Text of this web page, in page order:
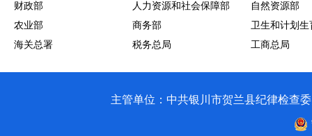
财政部
人力资源和社会保障部
自然资源部
农业部
商务部
卫生和计划生
海关总署
税务总局 工商总局
主管单位：中共银川市贺兰县纪律检查